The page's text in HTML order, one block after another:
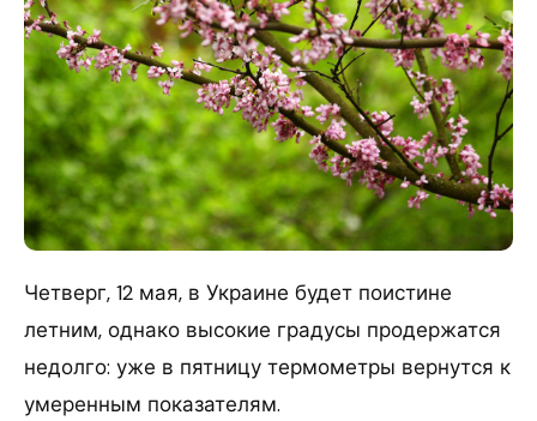
Четверг, 12 мая, в Украине будет поистине
летним, однако высокие градусы продержатся
недолго: уже в пятницу термометры вернутся к
умеренным показателям.